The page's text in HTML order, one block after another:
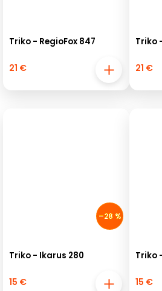
Triko - RegioFox 847
21 €
Triko
21 €
–28 %
Triko - Ikarus 280
15 €
Triko
15 €